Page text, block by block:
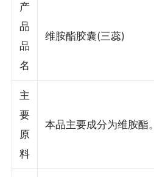
产
品
品
名
维胺酯胶囊(三蕊)
主
要
原
料
本品主要成分为维胺酯。